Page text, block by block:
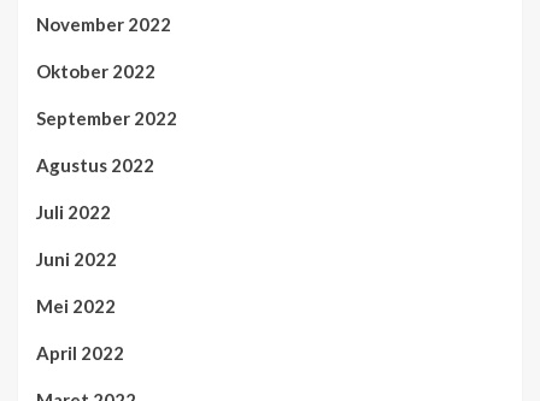
November 2022
Oktober 2022
September 2022
Agustus 2022
Juli 2022
Juni 2022
Mei 2022
April 2022